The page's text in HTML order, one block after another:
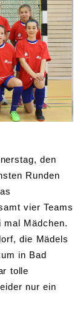
den
Runden
vier Teams
mal Mädchen.
die Mädels
in Bad
tolle
nur ein